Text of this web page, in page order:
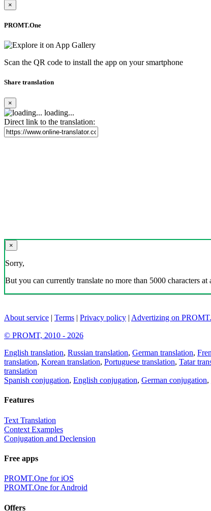
×
PROMT.One
Scan the QR code to install the app on your smartphone
Share translation
×
loading...
Direct link to the translation:
×
Sorry,
But you can currently translate no more than 5000 characters at
About service | Terms | Privacy policy | Advertizing on
© PROMT, 2010 - 2026
English translation, Russian translation, German translation,
translation, Korean translation, Portuguese translation, Tatar
translation
Spanish conjugation, English conjugation, German conjugation,
Features
Text Translation
Context Examples
Conjugation and Declension
Free apps
PROMT.One for iOS
PROMT.One for Android
Offers